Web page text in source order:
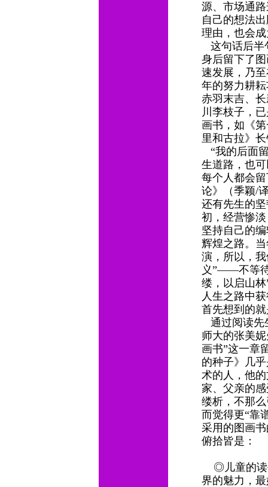
源、市场通
自己的想法
理由，也会
这句话后半
身后留下了
速发展，乃
年的努力耕
赤羽末吉、
川李枝子，
画书，如《
里和古拉》
“我的后面
生道路，也
每个人都会
论》（季颖/
还有先生的
初，经营惨
坚持自己的
辉煌之路。
演，所以，
义”——不等
缕，以启山
人生之路中
首先想到的
通过阅读先
师大的张美
画书”这一章
的种子》几
术的人，他
家、父亲的
缕析，不那
而觉得更“靠
采用的图画
俯拾皆是：
◎儿童的读
界的魅力，